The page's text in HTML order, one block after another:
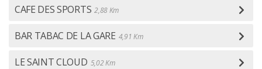
CAFE DES SPORTS 2,88 Km
BAR TABAC DE LA GARE 4,91 Km
LE SAINT CLOUD 5,02 Km